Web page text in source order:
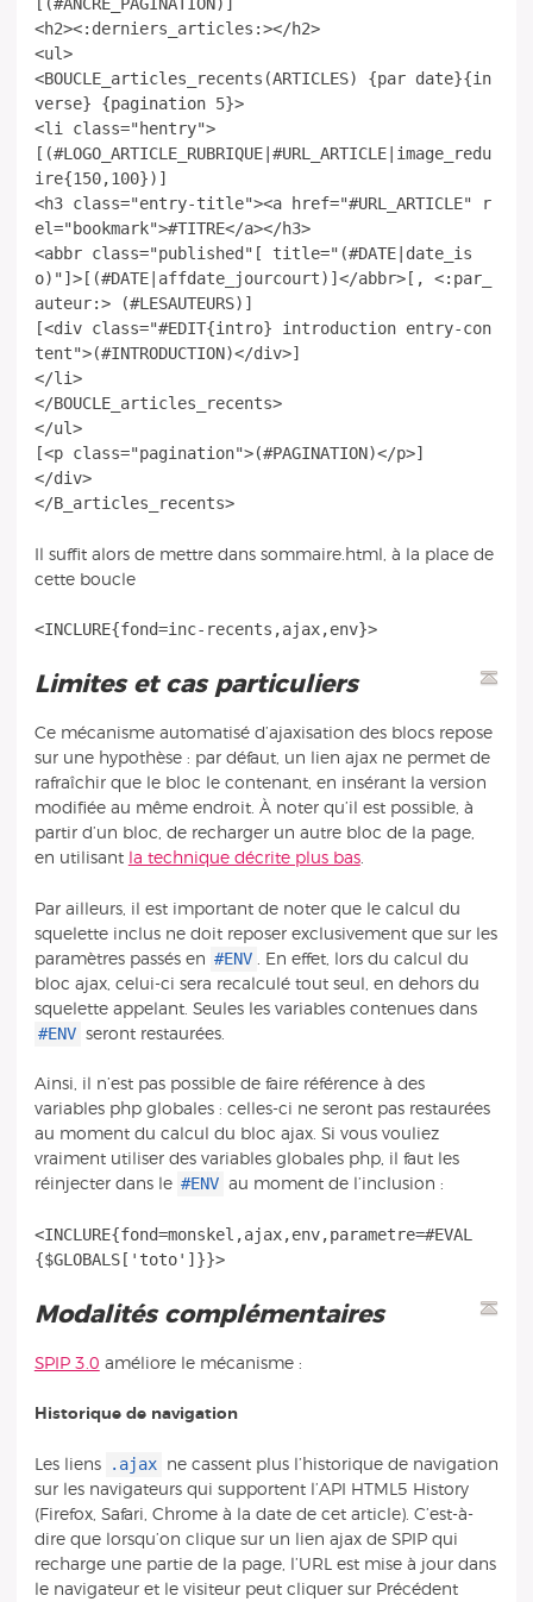
<h2><:derniers_articles:></h2>
<ul>
<BOUCLE_articles_recents(ARTICLES) {par date}{in
verse} {pagination 5}>
<li class="hentry">
[(#LOGO_ARTICLE_RUBRIQUE|#URL_ARTICLE|image_redu
ire{150,100})]
<h3 class="entry-title"><a href="#URL_ARTICLE" r
el="bookmark">#TITRE</a></h3>
<abbr class="published"[ title="(#DATE|date_is
o)"]>[(#DATE|affdate_jourcourt)]</abbr>[, <:par_
auteur:> (#LESAUTEURS)]
[<div class="#EDIT{intro} introduction entry-con
tent">(#INTRODUCTION)</div>]
</li>
</BOUCLE_articles_recents>
</ul>
[<p class="pagination">(#PAGINATION)</p>]
</div>
</B_articles_recents>
Il suffit alors de mettre dans sommaire.html, à la place de
cette boucle
<INCLURE{fond=inc-recents,ajax,env}>
Limites et cas particuliers
Ce mécanisme automatisé d’ajaxisation des blocs repose
sur une hypothèse : par défaut, un lien ajax ne permet de
rafraîchir que le bloc le contenant, en insérant la version
modifiée au même endroit. À noter qu’il est possible, à
partir d’un bloc, de recharger un autre bloc de la page,
en utilisant la technique décrite plus bas.
Par ailleurs, il est important de noter que le calcul du
squelette inclus ne doit reposer exclusivement que sur les
paramètres passés en #ENV
. En effet, lors du calcul du
bloc ajax, celui-ci sera recalculé tout seul, en dehors du
squelette appelant. Seules les variables contenues dans
#ENV seront restaurées.
Ainsi, il n’est pas possible de faire référence à des
variables php globales : celles-ci ne seront pas restaurées
au moment du calcul du bloc ajax. Si vous vouliez
vraiment utiliser des variables globales php, il faut les
réinjecter dans le #ENV au moment de l’inclusion :
<INCLURE{fond=monskel,ajax,env,parametre=#EVAL
{$GLOBALS['toto']}}>
Modalités complémentaires
SPIP 3.0 améliore le mécanisme :
Historique de navigation
Les liens .ajax ne cassent plus l’historique de navigation
sur les navigateurs qui supportent l’API HTML5 History
(Firefox, Safari, Chrome à la date de cet article). C’est-à-
dire que lorsqu’on clique sur un lien ajax de SPIP qui
recharge une partie de la page, l’URL est mise à jour dans
le navigateur et le visiteur peut cliquer sur Précédent